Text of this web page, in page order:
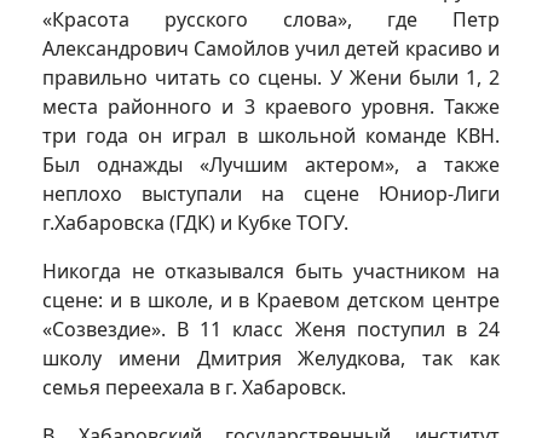
«Красота русского слова», где Петр
Александрович Самойлов учил детей красиво и
правильно читать со сцены. У Жени были 1, 2
места районного и 3 краевого уровня. Также
три года он играл в школьной команде КВН.
Был однажды «Лучшим актером», а также
неплохо выступали на сцене Юниор-Лиги
г.Хабаровска (ГДК) и Кубке ТОГУ.
Никогда не отказывался быть участником на
сцене: и в школе, и в Краевом детском центре
«Созвездие». В 11 класс Женя поступил в 24
школу имени Дмитрия Желудкова, так как
семья переехала в г. Хабаровск.